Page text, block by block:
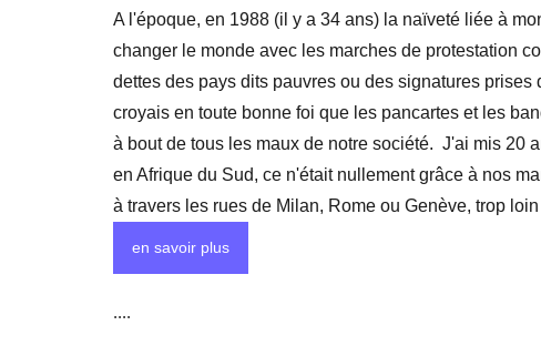
A l'époque, en 1988 (il y a 34 ans) la naïveté liée à
changer le monde avec les marches de protestation
dettes des pays dits pauvres ou des signatures
croyais en toute bonne foi que les pancartes et les
à bout de tous les maux de notre société. J'ai mis 20
en Afrique du Sud, ce n'était nullement grâce à nos
à travers les rues de Milan, Rome ou Genève, trop
en savoir plus
....